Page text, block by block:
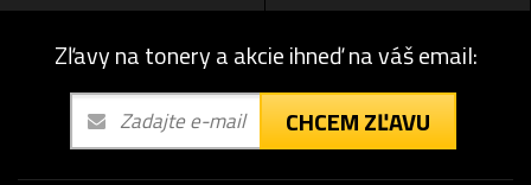
Zľavy na tonery a akcie ihneď na váš email:
CHCEM ZĽAVU